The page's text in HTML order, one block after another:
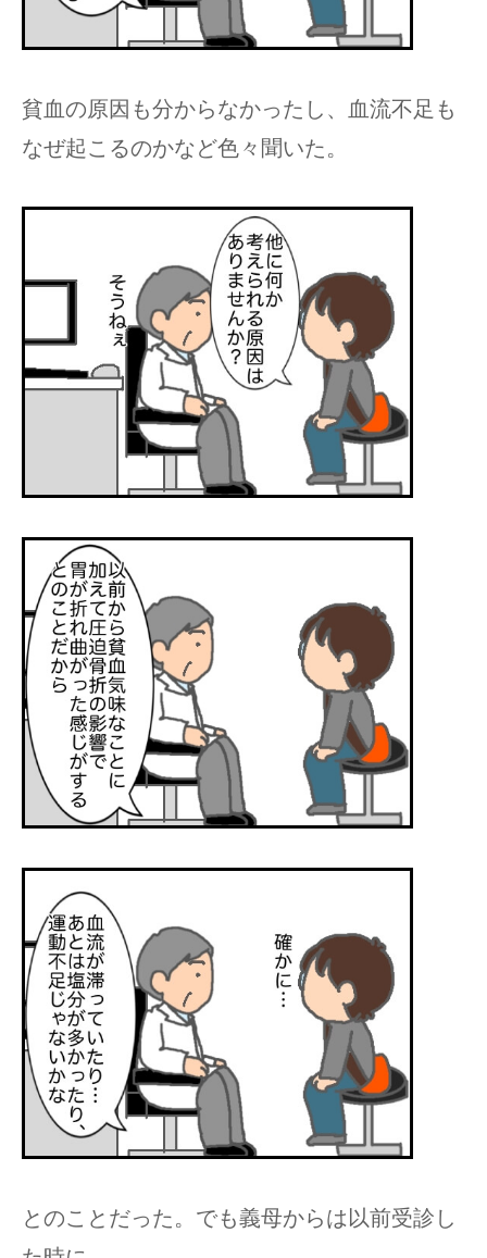
貧血の原因も分からなかったし、血流不足も
なぜ起こるのかなど色々聞いた。
とのことだった。でも義母からは以前受診し